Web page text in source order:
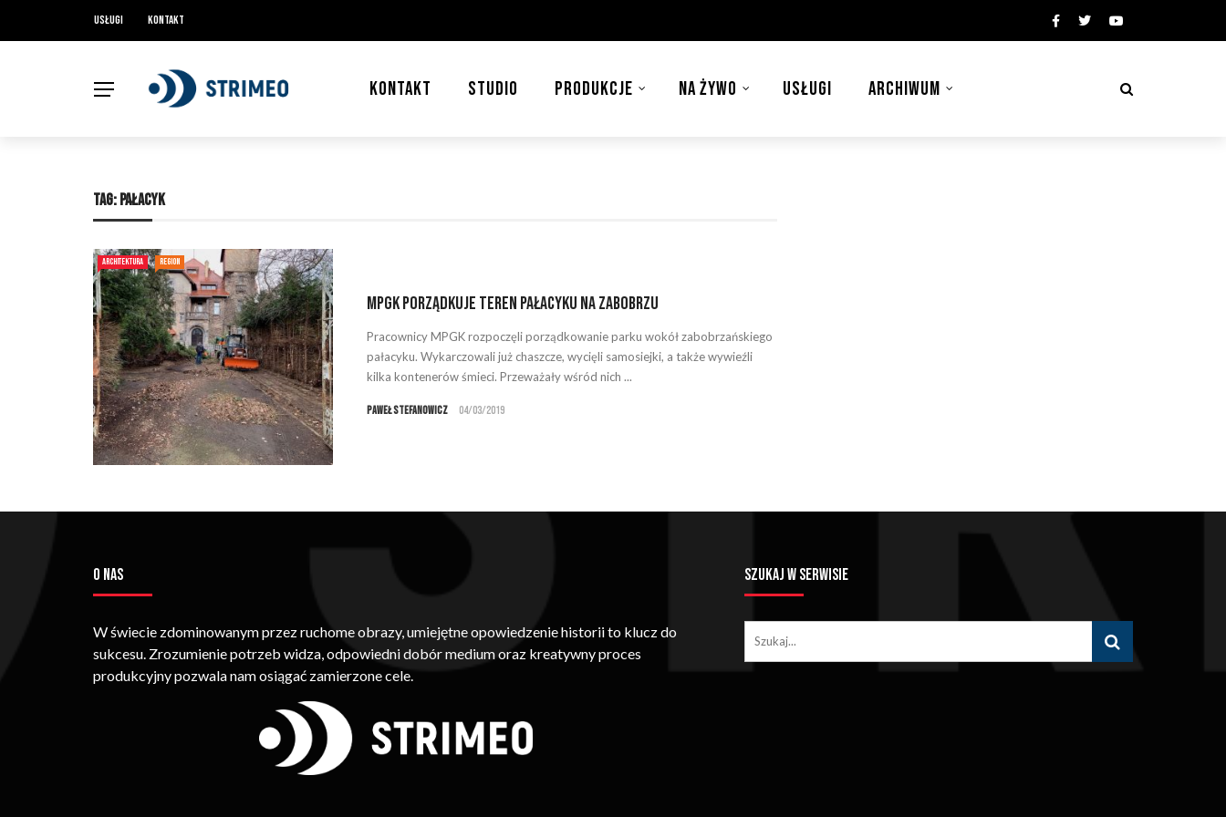
Usługi Kontakt
KONTAKT STUDIO PRODUKCJE NA ŻYWO USŁUGI ARCHIWUM
TAG: PAŁACYK
ARCHITEKTURA REGION
MPGK porządkuje teren pałacyku na Zabobrzu
Pracownicy MPGK rozpoczęli porządkowanie parku wokół zabobrzańskiego
pałacyku. Wykarczowali już chaszcze, wycięli samosiejki, a także wywieźli
kilka kontenerów śmieci. Przeważały wśród nich ...
Paweł Stefanowicz 04/03/2019
O NAS
W świecie zdominowanym przez ruchome obrazy, umiejętne opowiedzenie historii to klucz do
sukcesu. Zrozumienie potrzeb widza, odpowiedni dobór medium oraz kreatywny proces
produkcyjny pozwala nam osiągać zamierzone cele.
SZUKAJ W SERWISIE